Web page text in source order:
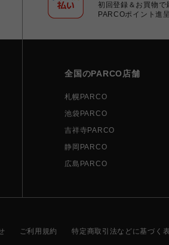
初回登録＆お買物
PARCOポイント進呈
全国のPARCO店舗
札幌PARCO
池袋PARCO
吉祥寺PARCO
静岡PARCO
広島PARCO
ご利用規約 特定商取引法などに基づく